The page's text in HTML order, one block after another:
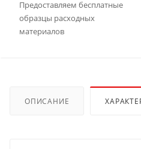
Предоставляем бесплатные
образцы расходных
материалов
ОПИСАНИЕ